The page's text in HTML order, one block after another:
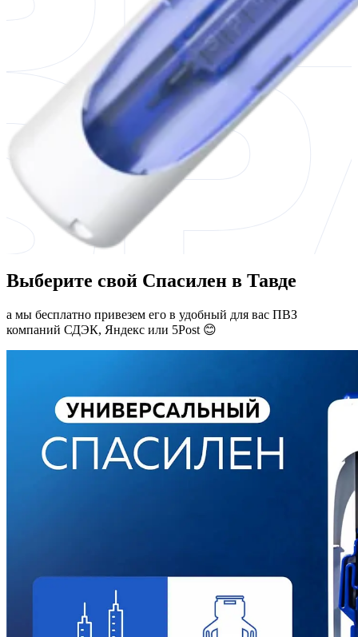
Выберите свой Спасилен в Тавде
а мы бесплатно привезем его в удобный для вас ПВЗ
компаний СДЭК, Яндекс или 5Post 😊